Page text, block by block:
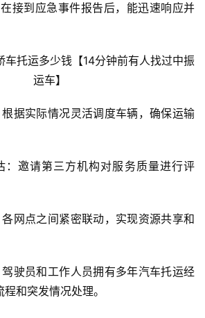
接到应急事件报告后，能迅速响应并
据实际情况灵活调度车辆，确保运输
：邀请第三方机构对服务质量进行评
网点之间紧密联动，实现资源共享和
驶员和工作人员拥有多年汽车托运经
和突发情况处理。